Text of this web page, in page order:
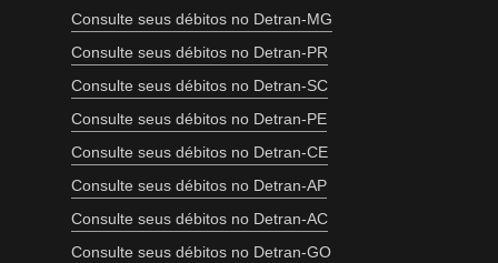
Consulte seus débitos no Detran-MG
Consulte seus débitos no Detran-PR
Consulte seus débitos no Detran-SC
Consulte seus débitos no Detran-PE
Consulte seus débitos no Detran-CE
Consulte seus débitos no Detran-AP
Consulte seus débitos no Detran-AC
Consulte seus débitos no Detran-GO